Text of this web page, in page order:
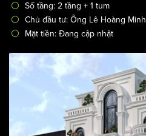
Số tầng: 2 tầng + 1 tum
Chủ đầu tư: Ông Lê Hoàng Minh
Mặt tiền: Đang cập nhật